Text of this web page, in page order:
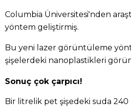
Columbia Üniversitesi'nden
yöntem geliştirmiş.
Bu yeni lazer görüntüleme
şişelerdeki nanoplastikleri
Sonuç çok çarpıcı!
Bir litrelik pet şişedeki suda